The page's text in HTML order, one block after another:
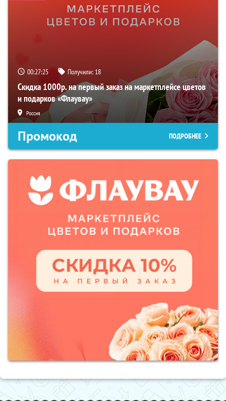
00:27:24 Получили: 18
Скидка 1000р. на первый заказ на маркетплейсе цветов
и подарков «Флаувау»
Россия
Промокод ПОДРОБНЕЕ